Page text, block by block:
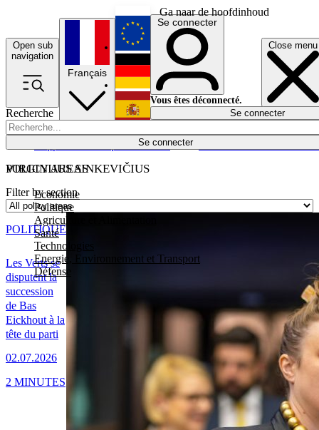
Ga naar de hoofdinhoud
Open sub
navigation
Close menu
Recherche
Se connecter
POLICY AREAS
Economie
Politique
Agriculture et Alimentation
Santé
Technologies
Energie, Environnement et Transport
Défense
Économie
Français
English
Deutsch
Español
Se connecter
Vous êtes déconnecté.
Se connecter
VIRGINIJUS SINKEVIČIUS
Filter by section
Les Verts se
disputent la
succession
de Bas
Eickhout à la
tête du parti
02.07.2026
POLITIQUE
2 MINUTES